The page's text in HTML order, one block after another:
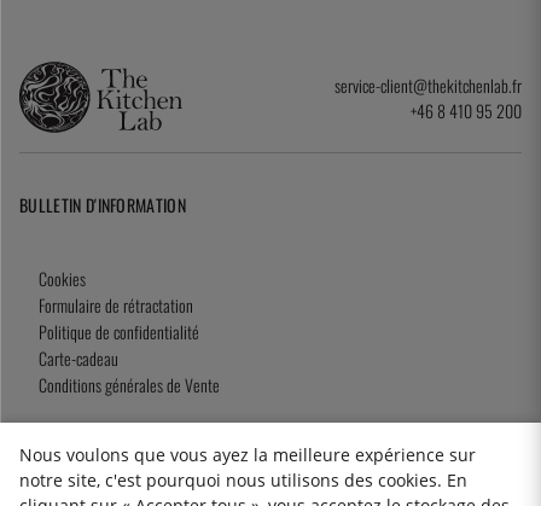
service-client@thekitchenlab.fr
+46 8 410 95 200
BULLETIN D'INFORMATION
Cookies
Formulaire de rétractation
Politique de confidentialité
Carte-cadeau
Conditions générales de Vente
2026 KitchenLab AB
Nous voulons que vous ayez la meilleure expérience sur
notre site, c'est pourquoi nous utilisons des cookies. En